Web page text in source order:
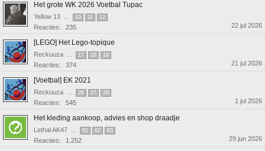
Het grote WK 2026 Voetbal Tupac
Yellow 13 ... 10 11 12
Reacties: 235 22 jul 2026
[LEGO] Het Lego-topique
Reckuuza ... 17 18 19
Reacties: 374 21 jul 2026
[Voetbal] EK 2021
Reckuuza ... 26 27 28
Reacties: 545 1 jul 2026
Het kleding aankoop, advies en shop draadje
Lethal AK47 ... 61 62 63
Reacties: 1.252 29 jun 2026